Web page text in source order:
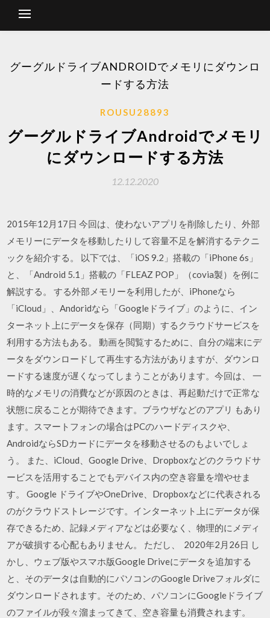
グーグルドライブANDROIDでメモリにダウンロ
ードする方法
ROUSU28893
グーグルドライブAndroidでメモリ
にダウンロードする方法
12.12.2020
2015年12月17日 今回は、使わないアプリを削除したり、外部
メモリーにデータを移動したりして容量不足を解消するテクニ
ックを紹介する。 以下では、「iOS 9.2」搭載の「iPhone 6s」
と、「Android 5.1」搭載の「FLEAZ POP」（covia製）を例に
解説する。 する外部メモリーを利用したが、iPhoneなら
「iCloud」、Andoridなら「Googleドライブ」のように、イン
ターネット上にデータを保存（同期）するクラウドサービスを
利用する方法もある。 動画を閲覧するために、自分の端末にデ
ータをダウンロードして再生する方法がありますが、ダウンロ
ードする速度が遅くなってしまうことがあります。今回は、 一
時的なメモリの消費などが原因のときは、再起動だけで正常な
状態に戻ることが期待できます。ブラウザなどのアプリ もあり
ます。スマートフォンの場合はPCのハードディスクや、
AndroidならSDカードにデータを移動させるのもよいでしょ
う。 また、iCloud、Google Drive、Dropboxなどのクラウドサ
ービスを活用することでもデバイス内の空き容量を増やせま
す。 Google ドライブやOneDrive、Dropboxなどに代表される
のがクラウドストレージです。インターネット上にデータが保
存できるため、記録メディアなどは必要なく、物理的にメディ
アが破損する心配もありません。 ただし、 2020年2月26日 し
かし、ウェブ版やスマホ版Google Driveにデータを追加する
と、そのデータは自動的にパソコンのGoogle Driveフォルダに
ダウンロードされます。そのため、パソコンにGoogleドライブ
のファイルが段々溜まってきて、空き容量も消費されます。